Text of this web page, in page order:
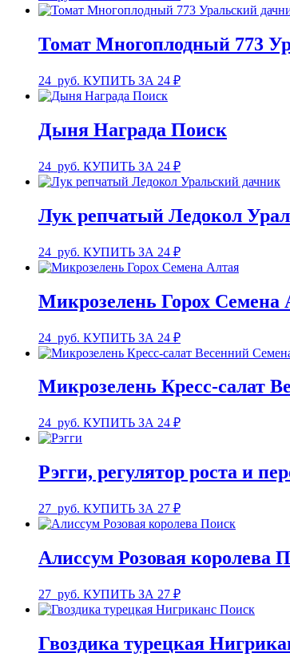
Томат Многоплодный 773
24 руб. КУПИТЬ ЗА 24 ₽
Дыня Награда Поиск
24 руб. КУПИТЬ ЗА 24 ₽
Лук репчатый Ледокол
24 руб. КУПИТЬ ЗА 24 ₽
Микрозелень Горох Семена
24 руб. КУПИТЬ ЗА 24 ₽
Микрозелень Кресс-салат
24 руб. КУПИТЬ ЗА 24 ₽
Рэгги, регулятор роста и
27 руб. КУПИТЬ ЗА 27 ₽
Алиссум Розовая королева
27 руб. КУПИТЬ ЗА 27 ₽
Гвоздика турецкая